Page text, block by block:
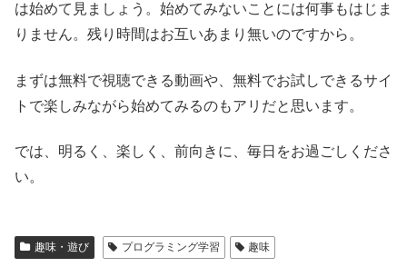
は始めて見ましょう。始めてみないことには何事もはじま
りません。残り時間はお互いあまり無いのですから。
まずは無料で視聴できる動画や、無料でお試しできるサイ
トで楽しみながら始めてみるのもアリだと思います。
では、明るく、楽しく、前向きに、毎日をお過ごしくださ
い。
趣味・遊び プログラミング学習 趣味